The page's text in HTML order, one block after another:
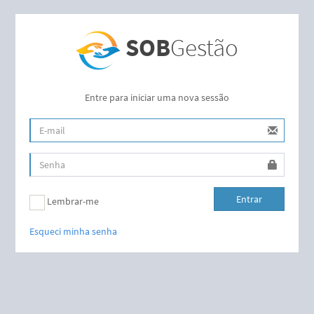
SOBGestão
Entre para iniciar uma nova sessão
Lembrar-me Entrar
Esqueci minha senha